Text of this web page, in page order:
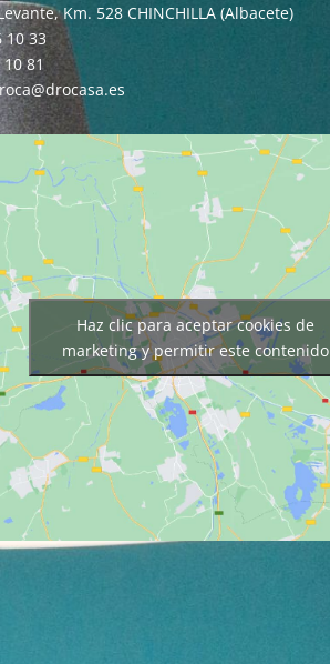
Km. 528 CHINCHILLA (Albacete)
10 33
10 81
Haz clic para aceptar cookies de
marketing y permitir este contenido